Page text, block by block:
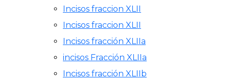
Incisos fraccion XLII
Incisos fraccion XLII
Incisos fracción XLIIa
incisos Fracción XLIIa
Incisos fracción XLIIb